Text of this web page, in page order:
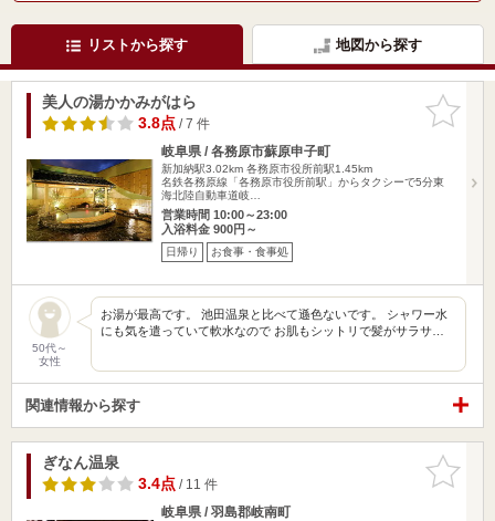
リストから探す 地図から探す
お気に入
りに追加
美人の湯かかみがはら
3.8点/ 7 件
岐阜県 / 各務原市蘇原申子町
新加納駅3.02km 各務原市役所前駅1.45km
名鉄各務原線「各務原市役所前駅」からタクシーで5分東
海北陸自動車道岐…
営業時間 10:00～23:00
入浴料金 900円～
日帰り お食事・食事処
50代～
女性
お湯が最高です。 池田温泉と比べて遜色ないです。 シャワー水
にも気を遣っていて軟水なので お肌もシットリで髪がサラサ…
関連情報から探す
お気に入
りに追加
ぎなん温泉
3.4点/ 11 件
岐阜県 / 羽島郡岐南町